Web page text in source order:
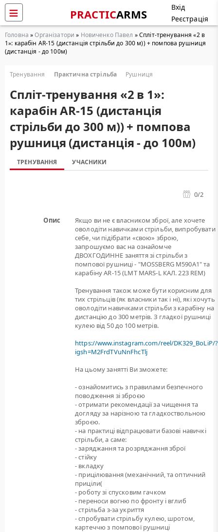
PRACTICARMS
Вхід
Реєстрація
Головна »Організатори » Новиченко Павел » Cпліт-тренування «2 в
1»: карабін AR-15 (дистанція стрільби до 300 м)) + помпова рушниця
(дистанція - до 100м)
Тренування Практична стрільба Рушниця
Cпліт-тренування «2 в 1»:
карабін AR-15 (дистанція
стрільби до 300 м)) + помпова
рушниця (дистанція - до 100м)
ТРЕНУВАННЯ УЧАСНИКИ
0/2
Опис
Якщо ви не є власником зброї, але хочете
оволодіти навичками стрільби, випробувати
себе, чи підібрати «свою» зброю,
запрошуємо вас на ознайомче
ДВОХГОДИННЕ заняття зі стрільби з
помпової рушниці - "MOSSBERG M590A1" та
карабіну AR-15 (LMT MARS-L КАЛ. 223 REM)
Тренування також може бути корисним для
тих стрільців (як власники так і ні), які хочуть
оволодіти навичками стрільби з карабіну на
дистанцію до 300 метрів. З гладкої рушниці
кулею від 50 до 100 метрів.
https://www.instagram.com/reel/DK329_BoLiP/?
igsh=M2FrdTVuNnFhcTlj
На цьому занятті Ви зможете:
- ознайомитись з правилами безпечного
поводження зі зброєю
- отримати рекомендації за чищення та
догляду за нарізною та гладкоствольною
зброєю.
- на практиці відпрацювати базові навичкі
стрільби, а саме:
- заряджання та розряджання зброї
- стійку
- вкладку
- прицілювання (механічний, та оптичний
приціли(
- роботу зі спусковим гачком
- переноси вогню по фронту і вглиб
- стрільба з-за укриття
- спробувати стрільбу кулею, шротом,
картеччю з помпової рушниці